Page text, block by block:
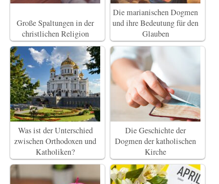
Große Spaltungen in der
christlichen Religion
Die marianischen Dogmen
und ihre Bedeutung für den
Glauben
Was ist der Unterschied
zwischen Orthodoxen und
Katholiken?
Die Geschichte der
Dogmen der katholischen
Kirche